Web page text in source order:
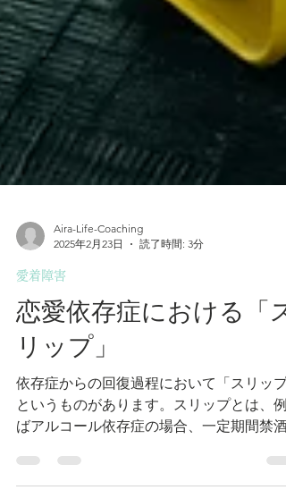
2025年2月23日
読了時間: 3分
愛着障害
恋愛依存症における「ス